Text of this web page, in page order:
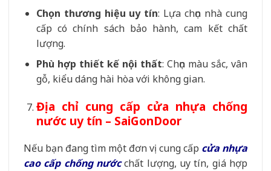
Chọn thương hiệu uy tín: Lựa chọn nhà cung
cấp có chính sách bảo hành, cam kết chất
lượng.
Phù hợp thiết kế nội thất: Chọn màu sắc, vân
gỗ, kiểu dáng hài hòa với không gian.
Địa chỉ cung cấp cửa nhựa chống
nước uy tín – SaiGonDoor
Nếu bạn đang tìm một đơn vị cung cấp cửa nhựa
cao cấp chống nướcchất lượng, uy tín, giá hợp